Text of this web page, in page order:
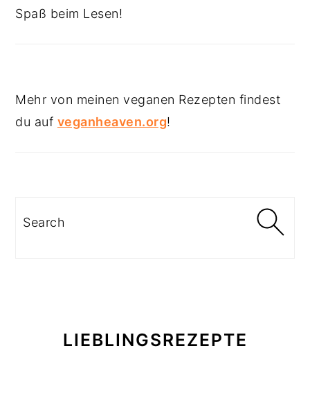
Spaß beim Lesen!
Mehr von meinen veganen Rezepten findest
du auf veganheaven.org!
Search
LIEBLINGSREZEPTE